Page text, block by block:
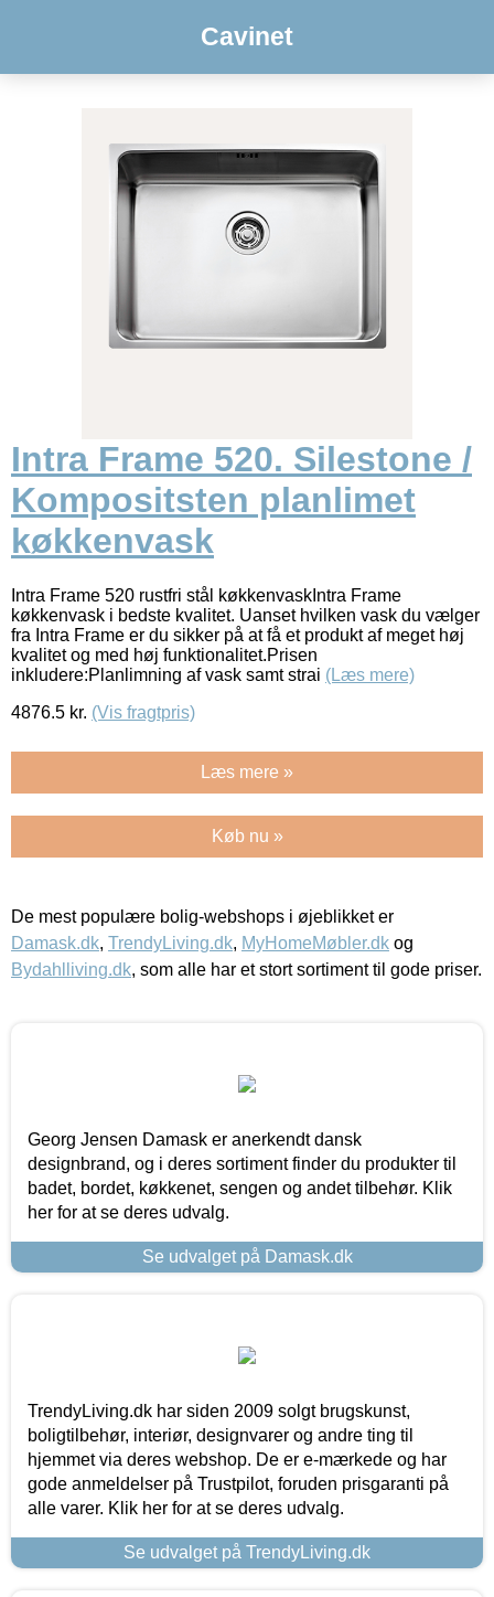
Cavinet
Intra Frame 520. Silestone /
Kompositsten planlimet
køkkenvask
Intra Frame 520 rustfri stål køkkenvaskIntra Frame
køkkenvask i bedste kvalitet. Uanset hvilken vask du vælger
fra Intra Frame er du sikker på at få et produkt af meget høj
kvalitet og med høj funktionalitet.Prisen
inkludere:Planlimning af vask samt strai (Læs mere)
4876.5 kr. (Vis fragtpris)
Læs mere »
Køb nu »
De mest populære bolig-webshops i øjeblikket er
Damask.dk, TrendyLiving.dk, MyHomeMøbler.dk og
Bydahlliving.dk, som alle har et stort sortiment til gode priser.
Georg Jensen Damask er anerkendt dansk
designbrand, og i deres sortiment finder du produkter til
badet, bordet, køkkenet, sengen og andet tilbehør. Klik
her for at se deres udvalg.
Se udvalget på Damask.dk
TrendyLiving.dk har siden 2009 solgt brugskunst,
boligtilbehør, interiør, designvarer og andre ting til
hjemmet via deres webshop. De er e-mærkede og har
gode anmeldelser på Trustpilot, foruden prisgaranti på
alle varer. Klik her for at se deres udvalg.
Se udvalget på TrendyLiving.dk